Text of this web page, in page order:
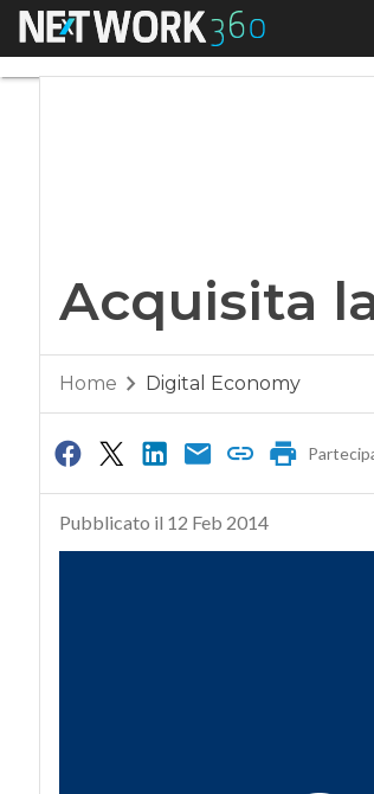
Menu
Acquisita
Home Digital Economy
Pubblicato il 12 Feb 2014